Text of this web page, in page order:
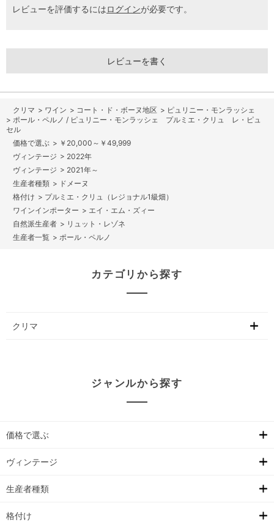
レビューを評価するにはログインが必要です。
レビューを書く
> ワイン > コート・ド・ボーヌ地区 > ピュリニー・モンラッシェ
> ポール・ペルノ / ピュリニー・モンラッシェ プルミエ・クリュ レ・ピュ
セル
> ￥20,000～￥49,999
> 2022年
> 2021年～
> ドメーヌ
> プルミエ・クリュ（レジョナル1級畑）
> エイ・エム・ズィー
> リュット・レゾネ
> ポール・ペルノ
カテゴリから探す
クリマ
ジャンルから探す
価格で選ぶ
ヴィンテージ
生産者種類
格付け